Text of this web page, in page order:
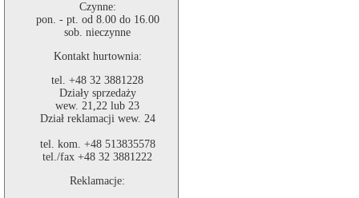
Czynne:
pon. - pt. od 8.00 do 16.00
sob. nieczynne
Kontakt hurtownia:
tel. +48 32 3881228
Działy sprzedaży
wew. 21,22 lub 23
Dział reklamacji wew. 24
tel. kom. +48 513835578
tel./fax +48 32 3881222
Reklamacje: